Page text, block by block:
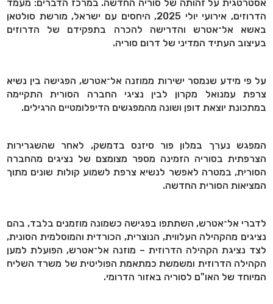
אסטרטגית על זהותה של סוריה החדשה. במרכז הדברים: מעמד
הדרוזים, אירועי יולי 2025, היחסים עם ישראל, מורשת סולטאן
באשא אל־אטרש והדרישה להכרה בתפקידם של הדרוזים
בעיצוב העתיד המדיני של דרום סוריה.
על פי מידע שנמסר ישירות ממוזנה אל־אטרש, הפגישה בין נשיא
צרפת עמנואל מקרון לבין נציגי החברה הסורית התקיימה
במתכונת יוצאת דופן ושונה מהמפגשים הדיפלומטיים הרגילים.
המפגש נערך במלון פור סיזנס בדמשק, לאחר שהשגרירות
הצרפתית בסוריה הזמינה מספר מצומצם של נציגים מהחברה
הסורית, במטרה לאפשר לנשיא צרפת לשמוע קולות שונים מתוך
המציאות הסורית החדשה.
לדברי אל־אטרש, השתתפו בפגישה כשמונה מוזמנים בלבד, בהם
נציגים מהקהילה העלווית, הנוצרית, הכורדית והמוסלמית הסונית,
לצד נציגת הקהילה הדרוזית – מוזנה אל־אטרש, הפועלת למען
הקהילה הדרוזית ומשמשת כמתאמת הפוליטית של משרד השליח
המיוחד של האו"ם לסוריה באזור הדרומי.